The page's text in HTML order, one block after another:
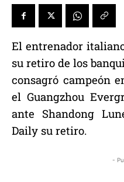
El entrenador
su retiro de los
consagró campeón
el Guangzhou
ante Shandong
Daily su retiro.
-